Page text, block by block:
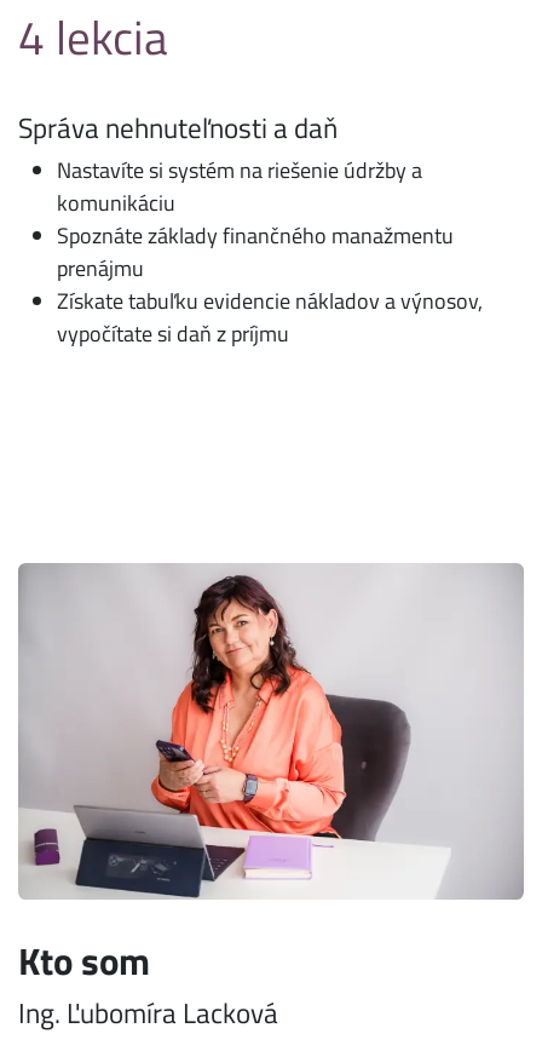
4 lekcia
Správa nehnuteľnosti a daň
Nastavíte si systém na riešenie údržby a
komunikáciu
Spoznáte základy finančného manažmentu
prenájmu
Získate tabuľku evidencie nákladov a výnosov,
vypočítate si daň z príjmu
Kto som
Ing. Ľu​bomíra Lacková